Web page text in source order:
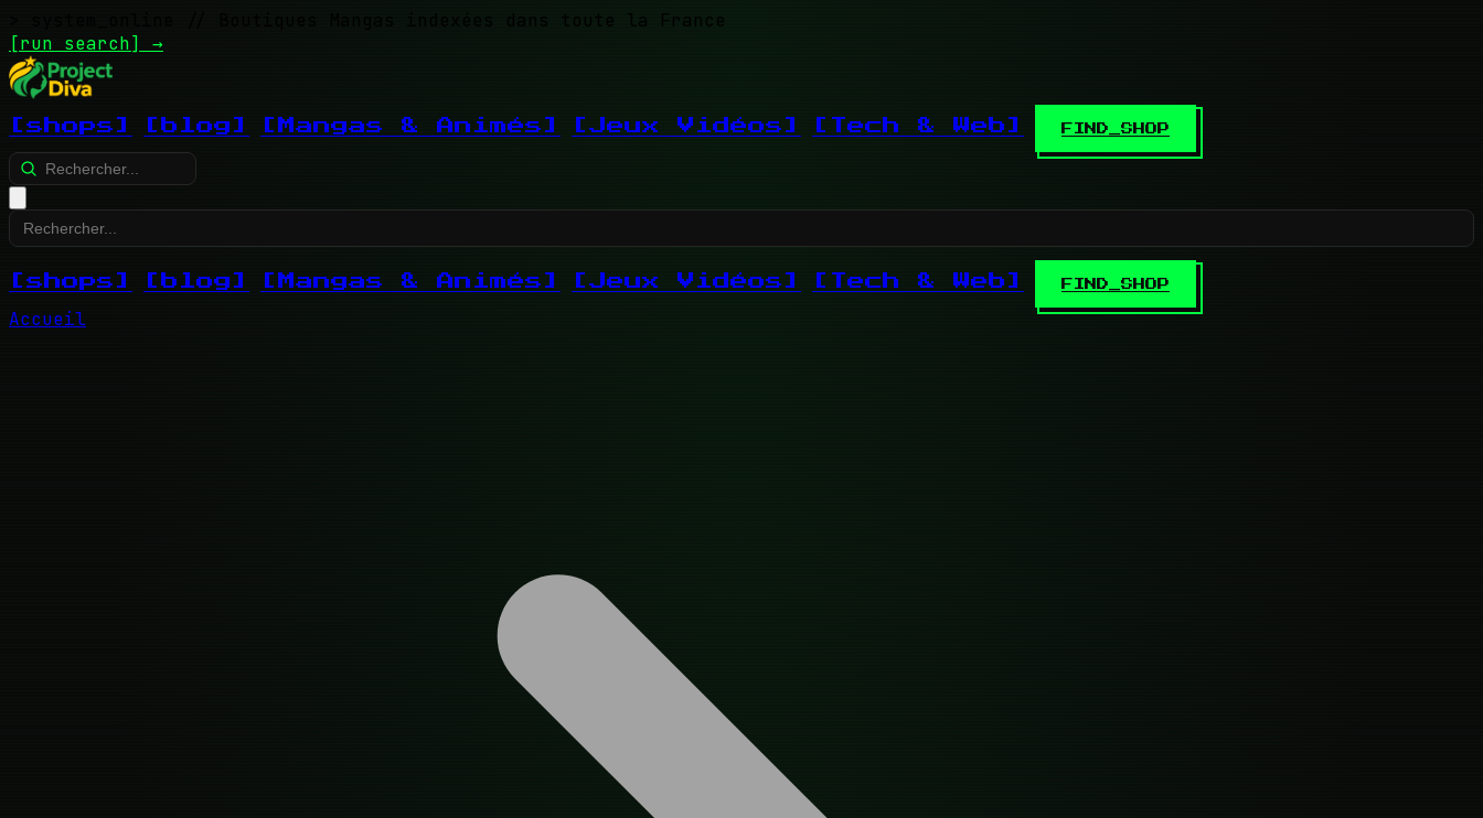
// Boutiques Mangas indexées dans toute la France
[run search] →
[shops] [blog] [Mangas & Animés] [Jeux Vidéos] [Tech & Web] FIND_SHOP
[shops] [blog] [Mangas & Animés] [Jeux Vidéos] [Tech & Web] FIND_SHOP
Accueil